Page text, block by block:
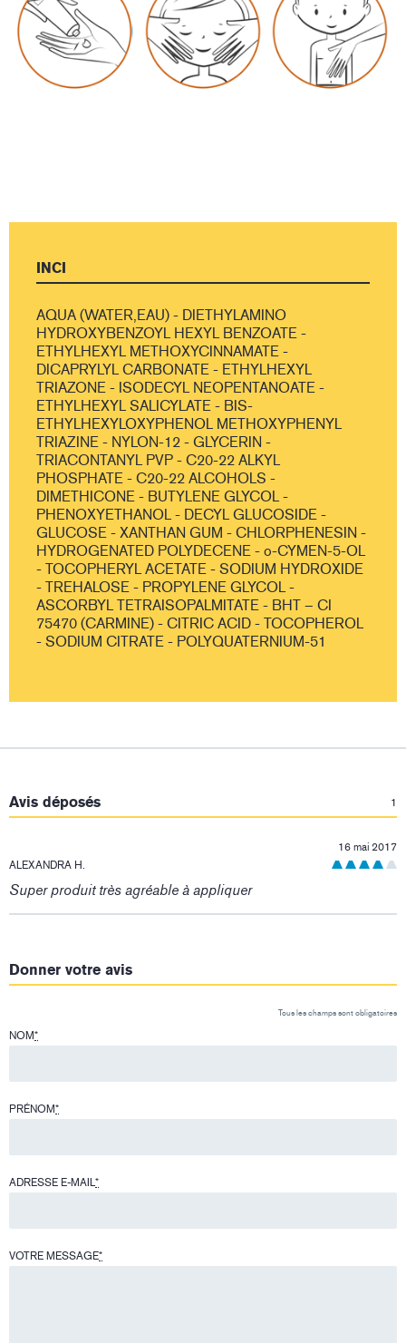
INCI
AQUA (WATER,EAU) - DIETHYLAMINO
HYDROXYBENZOYL HEXYL BENZOATE -
ETHYLHEXYL METHOXYCINNAMATE -
DICAPRYLYL CARBONATE - ETHYLHEXYL
TRIAZONE - ISODECYL NEOPENTANOATE -
ETHYLHEXYL SALICYLATE - BIS-
ETHYLHEXYLOXYPHENOL METHOXYPHENYL
TRIAZINE - NYLON-12 - GLYCERIN -
TRIACONTANYL PVP - C20-22 ALKYL
PHOSPHATE - C20-22 ALCOHOLS -
DIMETHICONE - BUTYLENE GLYCOL -
PHENOXYETHANOL - DECYL GLUCOSIDE -
GLUCOSE - XANTHAN GUM - CHLORPHENESIN -
HYDROGENATED POLYDECENE - o-CYMEN-5-OL
- TOCOPHERYL ACETATE - SODIUM HYDROXIDE
- TREHALOSE - PROPYLENE GLYCOL -
ASCORBYL TETRAISOPALMITATE - BHT – CI
75470 (CARMINE) - CITRIC ACID - TOCOPHEROL
- SODIUM CITRATE - POLYQUATERNIUM-51
Avis déposés: 1
ALEXANDRA H.
16 mai 2017
Super produit très agréable à appliquer
Donner votre avis
Tous les champs sont obligatoires
NOM*
PRÉNOM*
ADRESSE E-MAIL*
VOTRE MESSAGE*